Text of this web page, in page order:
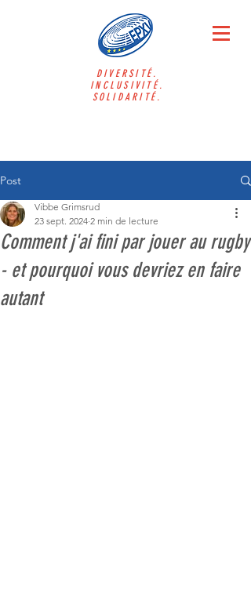
DIVERSITÉ.
INCLUSIVITÉ.
SOLIDARITÉ.
Post
Comment j'ai fini par jouer au rugby
- et pourquoi vous devriez en faire
autant
Vibbe Grimsrud
23 sept. 2024 2 min de lecture